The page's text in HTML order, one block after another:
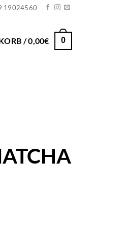
19024560
/0,00€ 0